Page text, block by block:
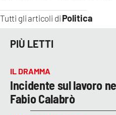
Tutti gli articoli di Politica
PIÙ LETTI
IL DRAMMA
Incidente sul lavoro
Fabio Calabrò